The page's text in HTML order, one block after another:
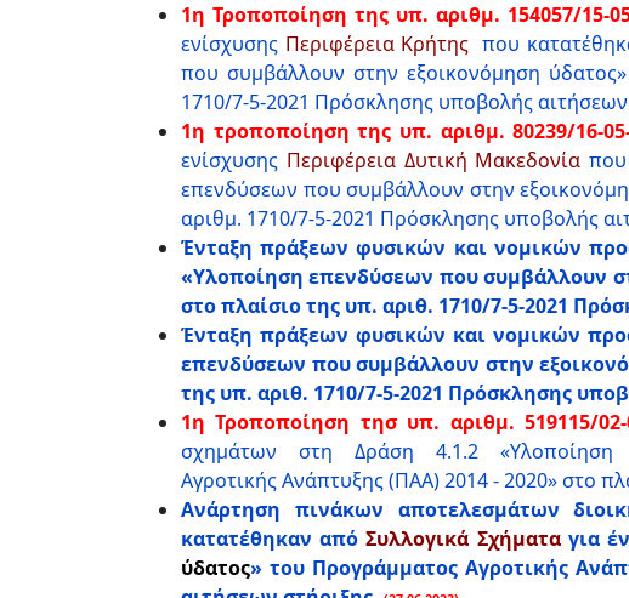
1η Τροποποίηση της υπ. αριθμ. 154057/15-
ενίσχυσης Περιφέρεια Κρήτης που
που συμβάλλουν στην εξοικονόμηση
1710/7-5-2021 Πρόσκλησης υποβολής αιτήσεων
1η τροποποίηση της υπ. αριθμ. 80239/16-
ενίσχυσης Περιφέρεια Δυτική Μακεδονία
επενδύσεων που συμβάλλουν στην
αριθμ. 1710/7-5-2021 Πρόσκλησης υποβολής
Ένταξη πράξεων φυσικών και νομικών
«Υλοποίηση επενδύσεων που συμβάλλουν
στο πλαίσιο της υπ. αριθ. 1710/7-5-2021
Ένταξη πράξεων φυσικών και νομικών
επενδύσεων που συμβάλλουν στην
της υπ. αριθ. 1710/7-5-2021 Πρόσκλησης
1η Τροποποίηση τησ υπ. αριθμ. 519115/02-
σχημάτων στη Δράση 4.1.2 «Υλοποίηση
Αγροτικής Ανάπτυξης (ΠΑΑ) 2014 - 2020» στο
Ανάρτηση πινάκων αποτελεσμάτων
κατατέθηκαν απόΣυλλογικά Σχήματαγια
ύδατος» του Προγράμματος Αγροτικής